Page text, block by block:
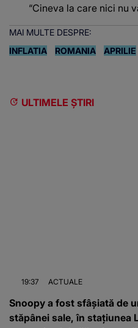
“Cineva la care nici nu
MAI MULTE DESPRE:
INFLATIA
ROMANIA APRILIE
ULTIMELE ȘTIRI
19:37 ACTUALE
Snoopy a fost sfâșiată de
stăpânei sale, în stațiunea